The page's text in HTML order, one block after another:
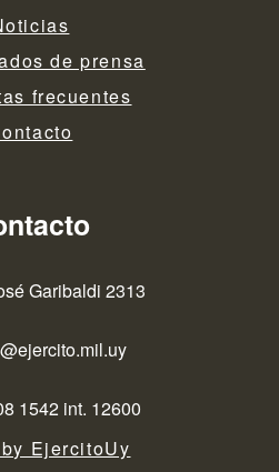
de prensa
frecuentes
Garibaldi 2313
1542 int. 12600
EjercitoUy